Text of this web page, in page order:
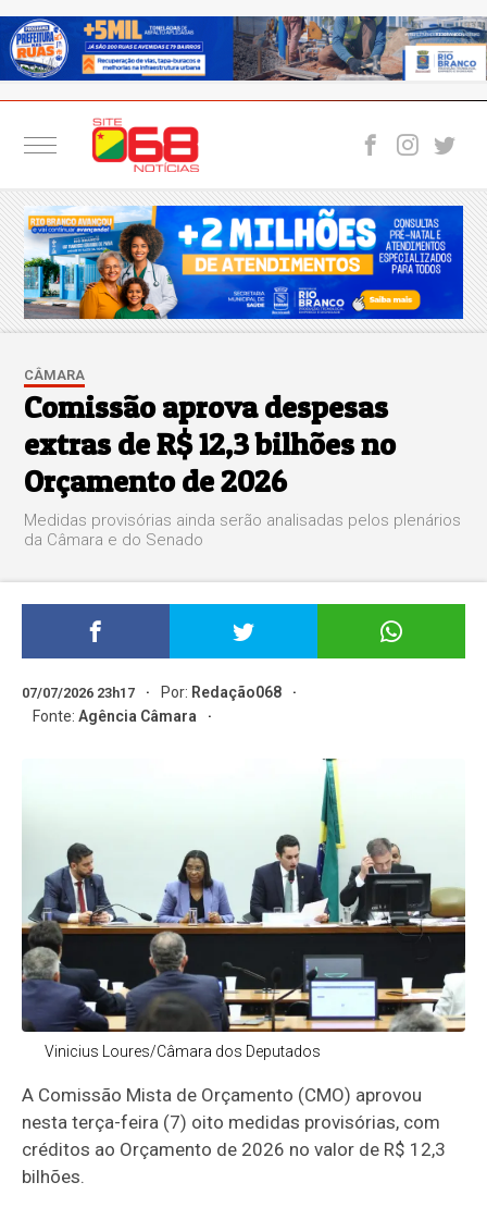
CÂMARA
Comissão aprova despesas
extras de R$ 12,3 bilhões no
Orçamento de 2026
Medidas provisórias ainda serão analisadas pelos plenários
da Câmara e do Senado
07/07/2026 23h17 Por: Redação068
Fonte:Agência Câmara
Vinicius Loures/Câmara dos Deputados
A Comissão Mista de Orçamento (CMO) aprovou
nesta terça-feira (7) oito medidas provisórias, com
créditos ao Orçamento de 2026 no valor de R$ 12,3
bilhões.